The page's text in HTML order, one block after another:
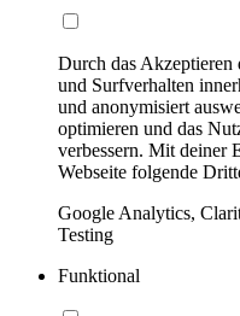
Durch das
und Surfverhalten
und anonymisiert
optimieren und das
verbessern. Mit deiner
Webseite folgende
Google Analytics,
Testing
Funktional